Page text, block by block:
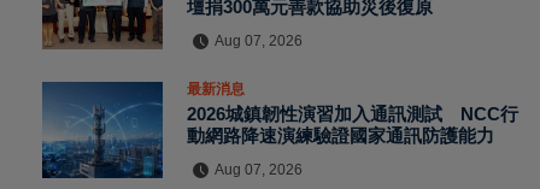
壇捐300萬元善款協助災後復原
Aug 07, 2026
最新消息
2026城鎮韌性演習加入通訊測試 NCC行
動網路降速演練驗證國家通訊防護能力
Aug 07, 2026